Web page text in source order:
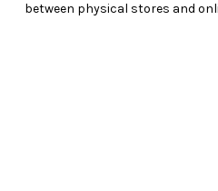
between physical stores and